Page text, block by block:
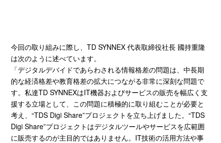
今回の取り組みに際し、TD SYNNEX代表取締役社長 國持重隆
は次のように述べています。
「デジタルデバイドであらわされる情報格差の問題は、中長期
的な経済格差や教育格差の拡大につながる非常に深刻な問題で
す。私達TD SYNNEXはIT機器およびサービスの販売を幅広く支
援する立場として、この問題に積極的に取り組むことが必要と
考え、“TDS Digi Share”プロジェクトを立ち上げました。“TDS
Digi Share”プロジェクトはデジタルツールやサービスを広範囲
に販売するのが主目的ではありません。 IT技術の活用方法や事